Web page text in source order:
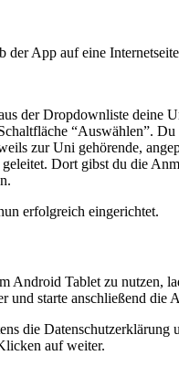
der App auf eine
der Dropdownliste deine
“Auswählen”.
zur Uni gehörende,
Dort gibst du die
erfolgreich eingerichtet.
Android Tablet zu nutzen,
und starte anschließend die
die Datenschutzerklärung
auf weiter.